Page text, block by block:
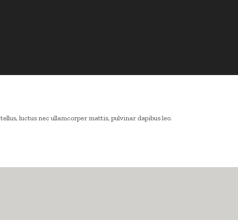
luctus nec ullamcorper mattis, pulvinar dapibus leo.